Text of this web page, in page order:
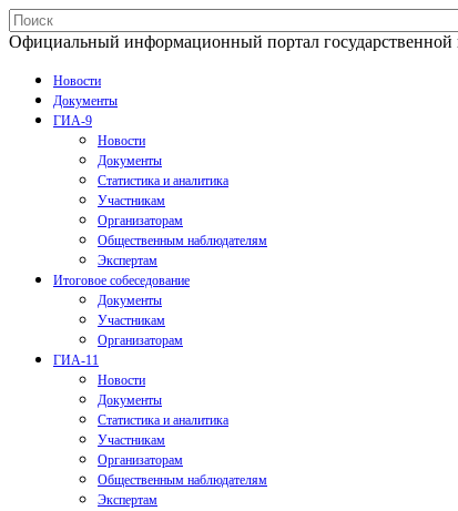
Официальный информационный портал государственной
Новости
Документы
ГИА-9
Новости
Документы
Статистика и аналитика
Участникам
Организаторам
Общественным наблюдателям
Экспертам
Итоговое собеседование
Документы
Участникам
Организаторам
ГИА-11
Новости
Документы
Статистика и аналитика
Участникам
Организаторам
Общественным наблюдателям
Экспертам